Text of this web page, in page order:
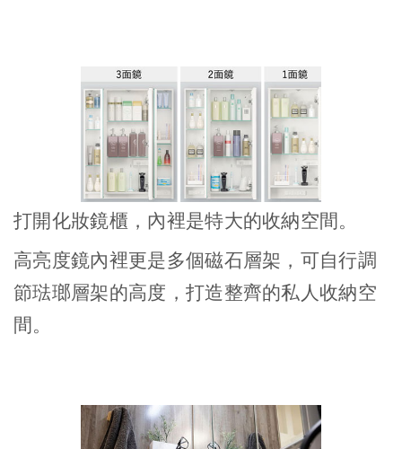
打開化妝鏡櫃，內裡是特大的收納空間。
高亮度鏡內裡更是多個磁石層架，可自行調
節琺瑯層架的高度，打造整齊的私人收納空
間。